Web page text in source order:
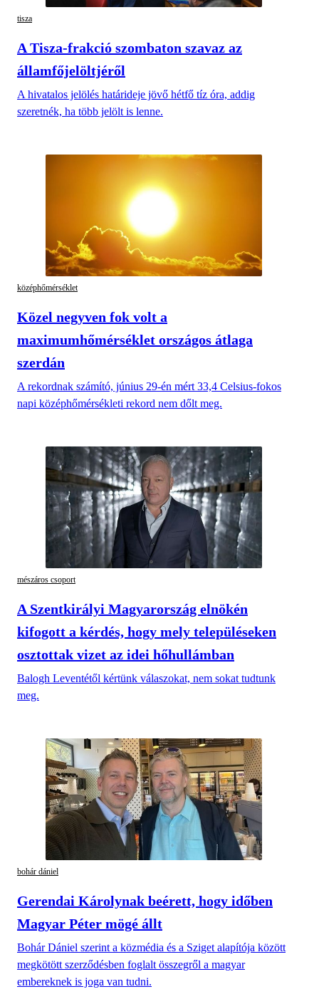
tisza
A Tisza-frakció szombaton szavaz az
államfőjelöltjéről
A hivatalos jelölés határideje jövő hétfő tíz óra, addig
szeretnék, ha több jelölt is lenne.
középhőmérséklet
Közel negyven fok volt a
maximumhőmérséklet országos átlaga
szerdán
A rekordnak számító, június 29-én mért 33,4 Celsius-fokos
napi középhőmérsékleti rekord nem dőlt meg.
mészáros csoport
A Szentkirályi Magyarország elnökén
kifogott a kérdés, hogy mely településeken
osztottak vizet az idei hőhullámban
Balogh Leventétől kértünk válaszokat, nem sokat tudtunk
meg.
bohár dániel
Gerendai Károlynak beérett, hogy időben
Magyar Péter mögé állt
Bohár Dániel szerint a közmédia és a Sziget alapítója között
megkötött szerződésben foglalt összegről a magyar
embereknek is joga van tudni.